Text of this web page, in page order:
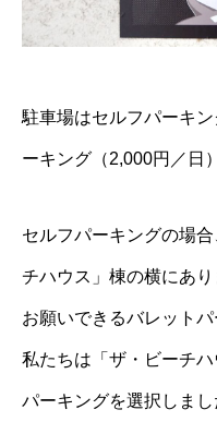
駐車場はセルフパーキ
ーキング（2,000円／日
セルフパーキングの場
チハウス」棟の横にあ
お願いできるバレット
私たちは「ザ・ビーチ
パーキングを選択しまし